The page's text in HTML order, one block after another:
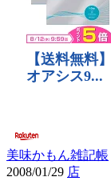
美味かもん雑記帳
2008/01/29 店